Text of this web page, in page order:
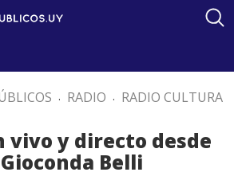
. RADIO . RADIO CULTURA
vivo y directo desde
Belli